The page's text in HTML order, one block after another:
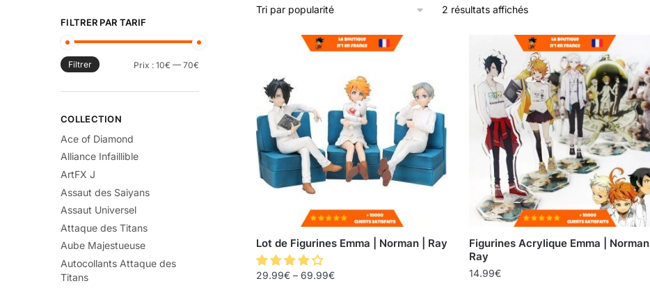
2 résultats affichés
Lot de Figurines Emma | Norman | Ray
29.99€– 69.99€
Figurines Acrylique Emma | Norman |
Ray
14.99€
FILTRER PAR TARIF
Filtrer Prix : 10€ — 70€
COLLECTION
Ace of Diamond
Alliance Infaillible
ArtFX J
Assaut des Saiyans
Assaut Universel
Attaque des Titans
Aube Majestueuse
Autocollants Attaque des
Titans